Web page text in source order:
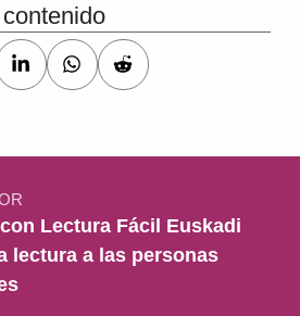
Lectura Fácil Euskadi
lectura a las personas